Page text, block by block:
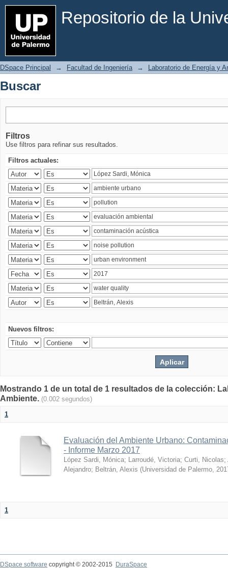
Repositorio de la
Buscar
DSpace Principal → Facultad de Ingeniería → Laboratorio de Energía y
Buscar
Filtros
Use filtros para refinar sus resultados.
Filtros actuales:
Nuevos filtros:
Mostrando 1 de un total de 1 resultados de la colección:
Ambiente. (0.002 segundos)
1
Evaluación del Ambiente Urbano:
- Informe Marzo 2017
López Sardi, Mónica; Larroudé, Victoria; Curti, Nicolas;
Alejandro; Beltrán, Alexis (Universidad de Palermo,
1
DSpace software copyright © 2002-2015
DuraSpace